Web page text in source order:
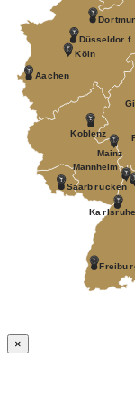
Freibu r
Karlsruhe
Mannheim
Mainz
Koblenz
Köln
Düsseldor f
Dor
Saarb rücken
Aachen
×